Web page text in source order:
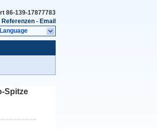
86-139-17877783
Referenzen - Email
Spitze